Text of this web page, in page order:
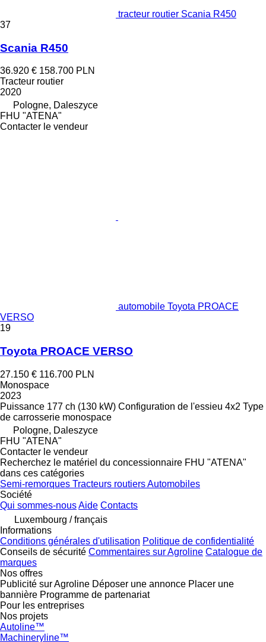
tracteur routier Scania R450
37
Scania R450
36.920 € 158.700 PLN
Tracteur routier
2020
Pologne, Daleszyce
FHU "ATENA"
Contacter le vendeur
automobile Toyota PROACE
VERSO
19
Toyota PROACE VERSO
27.150 € 116.700 PLN
Monospace
2023
Puissance 177 ch (130 kW) Configuration de l'essieu 4x2 Type
de carrosserie monospace
Pologne, Daleszyce
FHU "ATENA"
Contacter le vendeur
Recherchez le matériel du concessionnaire FHU "ATENA"
dans ces catégories
Semi-remorques Tracteurs routiersAutomobiles
Société
Qui sommes-nousAide Contacts
Luxembourg / français
Informations
Conditions générales d'utilisation Politique de confidentialité
Conseils de sécurité Commentaires sur Agroline Catalogue de
marques
Nos offres
Publicité sur Agroline Déposer une annonce Placer une
bannière Programme de partenariat
Pour les entreprises
Nos projets
Autoline™
Machineryline™